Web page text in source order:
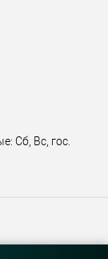
Сб, Вс, гос.